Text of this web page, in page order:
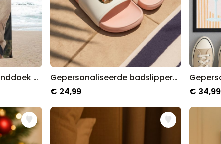
Gepersonaliseerde handdoek met foto en tekst
Gepersonaliseerde badslippers met foto en tekst
€ 24,99
€ 34,99